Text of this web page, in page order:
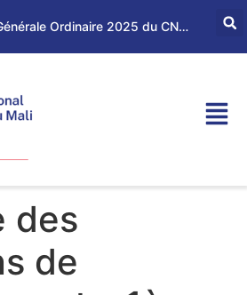
Assemblée Générale Ordinaire 2025 du CNPM
des
de